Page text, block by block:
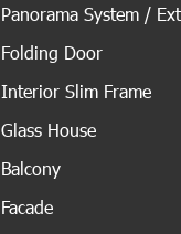
Panorama System /
Folding Door
Interior Slim Frame
Glass House
Balcony
Facade